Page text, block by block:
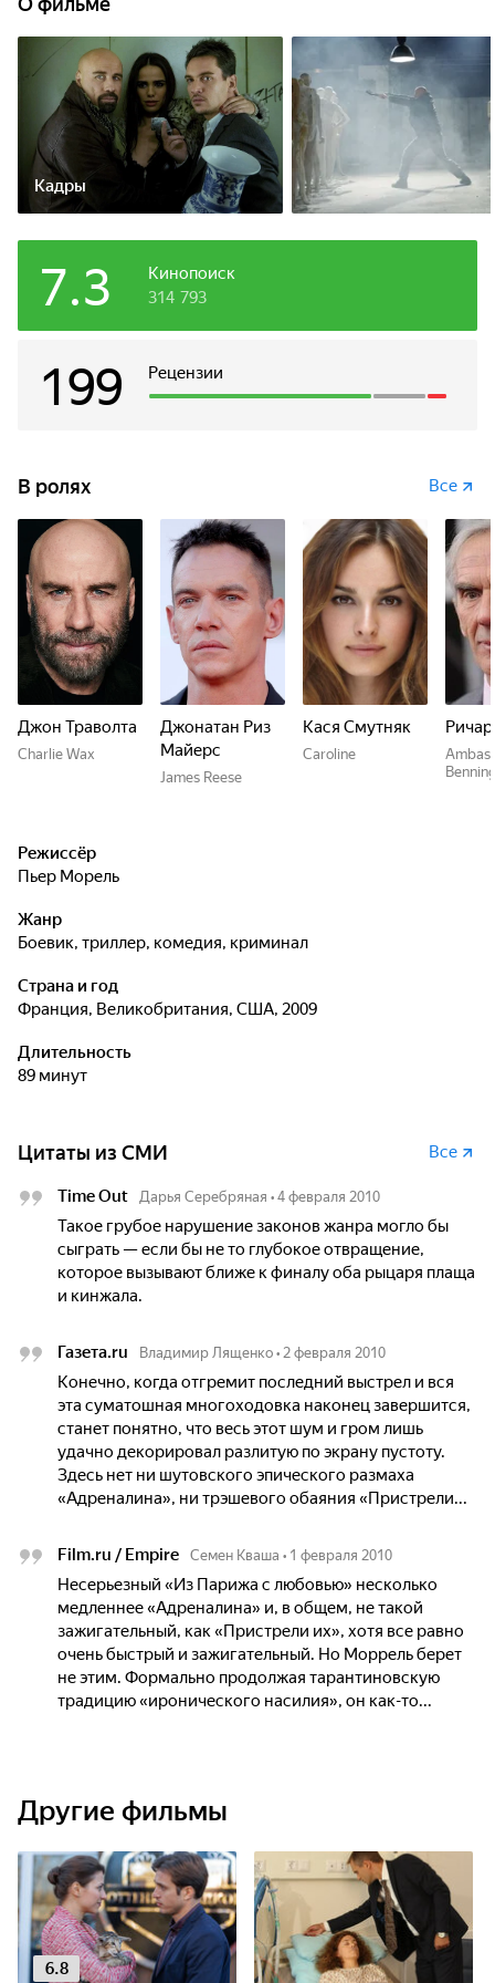
Кадры
Кинопоиск
7.3 314 793
Рецензии
199
В ролях Все
Джон Траволта
Charlie Wax
Джонатан Риз
Майерс
James Reese
Кася Смутняк
Caroline
Режиссёр
Пьер Морель
Жанр
боевик, триллер, комедия, криминал
Страна и год
Франция, Великобритания, США, 2009
Длительность
89 минут
Цитаты из СМИ Все
Time Out Дарья Серебряная • 4 февраля 2010
Такое грубое нарушение законов жанра могло бы
сыграть — если бы не то глубокое отвращение,
которое вызывают ближе к финалу оба рыцаря плаща
и кинжала.
Газета.ru Владимир Лященко • 2 февраля 2010
Конечно, когда отгремит последний выстрел и вся
эта суматошная многоходовка наконец завершится,
станет понятно, что весь этот шум и гром лишь
удачно декорировал разлитую по экрану пустоту.
Здесь нет ни шутовского эпического размаха
«Адреналина», ни трэшевого обаяния «Пристрели...
Film.ru / Empire Семен Кваша • 1 февраля 2010
Несерьезный «Из Парижа с любовью» несколько
медленнее «Адреналина» и, в общем, не такой
зажигательный, как «Пристрели их», хотя все равно
очень быстрый и зажигательный. Но Моррель берет
не этим. Формально продолжая тарантиновскую
традицию «иронического насилия», он как-то...
Другие фильмы
6.8